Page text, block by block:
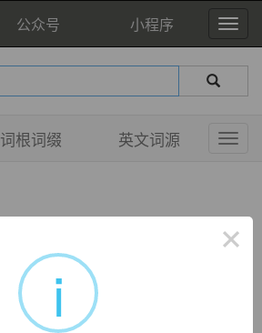
公众号 小程序
词根词缀 英文词源
×
i